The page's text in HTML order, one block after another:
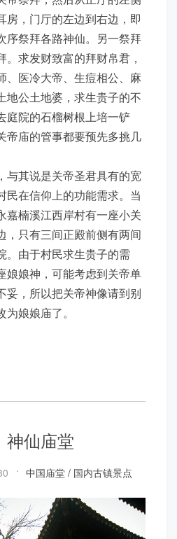
房，门厅的左边到右边，即
序祭拜各路神仙。另一祭拜
求发财致富的拜财帛君，
、医冷大帝、生痘相公、麻
地公土地婆，求生贵子的不
庭院的石榴树根上培一铲
帝庙的管事都要预先多挑几
与其说是关帝圣君具有的宽
民在信仰上的功能需求。当
嘉楠溪江西岸村有一座小关
，只有三间正殿前侧有两间
。由于村民求生贵子的需
娘娘神，可能考虑到关帝单
妥，所以把关帝神像请到别
娘娘庙了。
神仙庙堂
中国庙堂 / 国内古镇景点